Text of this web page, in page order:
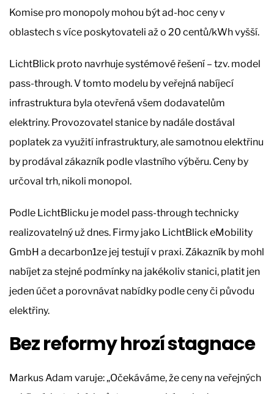
Komise pro monopoly mohou být ad-hoc ceny v
oblastech s více poskytovateli až o 20 centů/kWh vyšší.
LichtBlick proto navrhuje systémové řešení – tzv. model
pass-through. V tomto modelu by veřejná nabíjecí
infrastruktura byla otevřená všem dodavatelům
elektriny. Provozovatel stanice by nadále dostával
poplatek za využití infrastruktury, ale samotnou elektřinu
by prodával zákazník podle vlastního výběru. Ceny by
určoval trh, nikoli monopol.
Podle LichtBlicku je model pass-through technicky
realizovatelný už dnes. Firmy jako LichtBlick eMobility
GmbH a decarbon1ze jej testují v praxi. Zákazník by mohl
nabíjet za stejné podmínky na jakékoliv stanici, platit jen
jeden účet a porovnávat nabídky podle ceny či původu
elektřiny.
Bez reformy hrozí stagnace
Markus Adam varuje: „Očekáváme, že ceny na veřejných